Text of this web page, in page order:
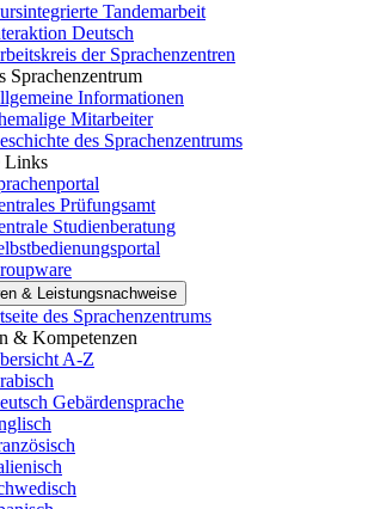
Tandemarbeit
Deutsch
der Sprachenzentren
Sprachenzentrum
Informationen
Mitarbeiter
des Sprachenzentrums
Links
Prüfungsamt
Studienberatung
& Leistungsnachweise
des Sprachenzentrums
& Kompetenzen
A-Z
Gebärdensprache